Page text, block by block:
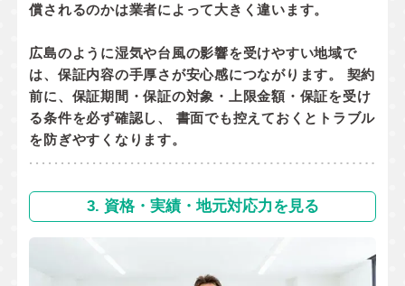
償されるのかは業者によって大きく違います。
広島のように湿気や台風の影響を受けやすい地域で
は、保証内容の手厚さが安心感につながります。 契約
前に、 保証期間・保証の対象・上限金額・保証を受け
る条件を必ず確認し、 書面でも控えておくとトラブル
を防ぎやすくなります。
3. 資格・実績・地元対応力を見る